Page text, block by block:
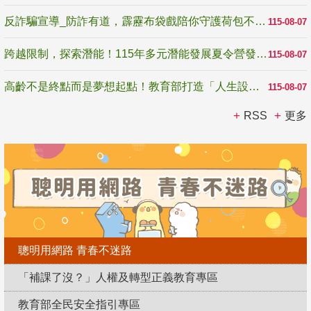
115-08-07
反詐騙宣導_防詐有道，霹靂布袋戲陪你守護荷包不受騙
115-08-07
跨越限制，探索潛能！115年多元潛能發展夏令營發掘生命無限可能
115-08-07
高齡不是終點而是夢想起點！教育部打造「人生設計夢工場」 參展第3屆高齡健康產業博覽會
RSS 更多
聰明用網路 青春不迷路
「補課了沒？」人權及轉型正義教育專區
教育部全民安全指引專區